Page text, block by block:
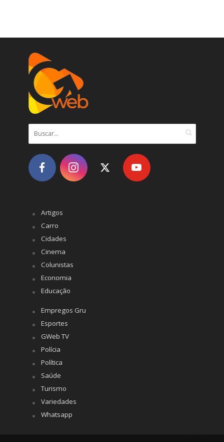
Artigos
Carro
Cidades
Cinema
Colunistas
Economia
Educação
Empregos Gru
Esportes
GWeb TV
Polícia
Política
Saúde
Turismo
Variedades
Whatsapp